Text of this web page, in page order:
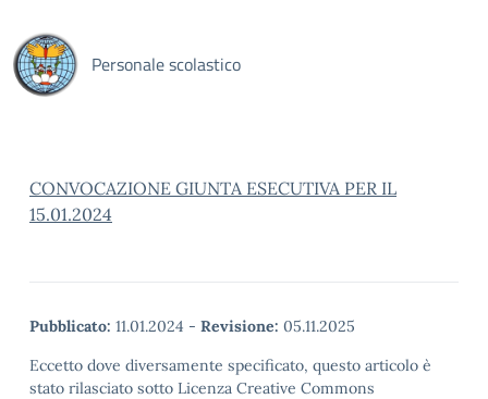
Personale scolastico
CONVOCAZIONE GIUNTA ESECUTIVA PER IL
15.01.2024
Pubblicato: 11.01.2024 - Revisione: 05.11.2025
Eccetto dove diversamente specificato, questo articolo è
stato rilasciato sotto Licenza Creative Commons